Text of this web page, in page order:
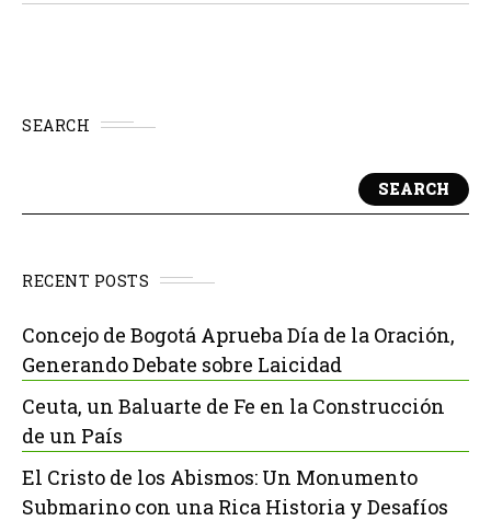
SEARCH
SEARCH
RECENT POSTS
Concejo de Bogotá Aprueba Día de la Oración,
Generando Debate sobre Laicidad
Ceuta, un Baluarte de Fe en la Construcción
de un País
El Cristo de los Abismos: Un Monumento
Submarino con una Rica Historia y Desafíos